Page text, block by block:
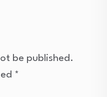
be published.
*